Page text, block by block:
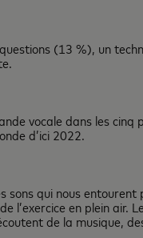
(13 %), un
vocale dans les cinq
d’ici 2022.
sons qui nous
l’exercice en plein air.
de la musique,